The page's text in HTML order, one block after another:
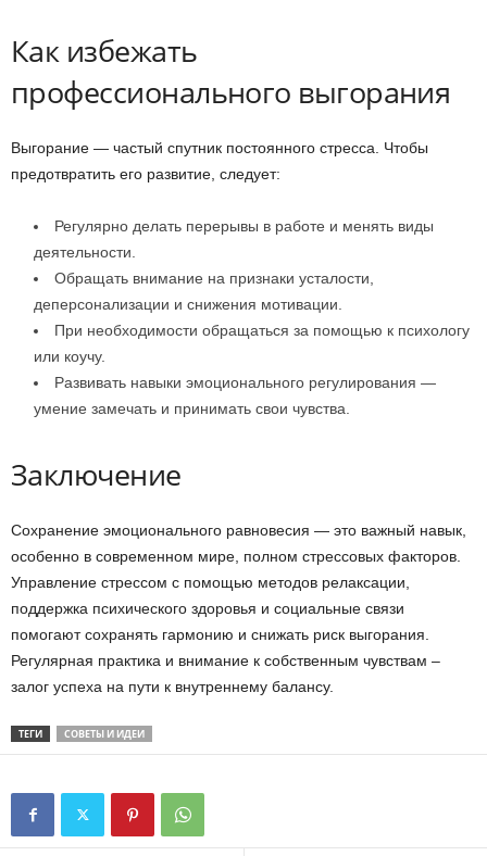
Как избежать
профессионального выгорания
Выгорание — частый спутник постоянного стресса. Чтобы
предотвратить его развитие, следует:
Регулярно делать перерывы в работе и менять виды
деятельности.
Обращать внимание на признаки усталости,
деперсонализации и снижения мотивации.
При необходимости обращаться за помощью к психологу
или коучу.
Развивать навыки эмоционального регулирования —
умение замечать и принимать свои чувства.
Заключение
Сохранение эмоционального равновесия — это важный навык,
особенно в современном мире, полном стрессовых факторов.
Управление стрессом с помощью методов релаксации,
поддержка психического здоровья и социальные связи
помогают сохранять гармонию и снижать риск выгорания.
Регулярная практика и внимание к собственным чувствам –
залог успеха на пути к внутреннему балансу.
ТЕГИ СОВЕТЫ И ИДЕИ